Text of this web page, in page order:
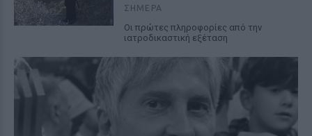
ΣΉΜΕΡΑ
Οι πρώτες πληροφορίες από την
ιατροδικαστική εξέταση